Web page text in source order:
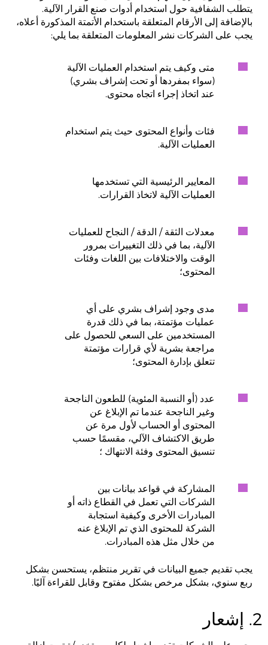
يتطلب الشفافية حول استخدام أدوات صنع القرار الآلية.
بالإضافة إلى الأرقام المتعلقة باستخدام الأتمتة المذكورة أعلاه،
يجب على الشركات نشر المعلومات المتعلقة بما يلي:
متى وكيف يتم استخدام العمليات الآلية
(سواء بمفردها أو تحت إشراف بشري)
عند اتخاذ إجراء اتجاه محتوى.
فئات وأنواع المحتوى حيث يتم استخدام
العمليات الآلية.
المعايير الرئيسية التي تستخدمها
العمليات الآلية لاتخاذ القرارات.
معدلات الثقة / الدقة / النجاح للعمليات
الآلية، بما في ذلك التغييرات بمرور
الوقت والاختلافات بين اللغات وفئات
المحتوى؛
مدى وجود إشراف بشري على أي
عمليات مؤتمتة، بما في ذلك قدرة
المستخدمين على السعي للحصول على
مراجعة بشرية لأي قرارات مؤتمتة
تتعلق بإدارة المحتوى؛
عدد (أو النسبة المئوية) للطعون الناجحة
وغير الناجحة عندما تم الإبلاغ عن
المحتوى أو الحساب لأول مرة عن
طريق الاكتشاف الآلي، مقسمًا حسب
تنسيق المحتوى وفئة الانتهاك ؛
المشاركة في قواعد بيانات بين
الشركات التي تعمل في القطاع ذاته أو
المبادرات الأخرى وكيفية استجابة
الشركة للمحتوى الذي تم الإبلاغ عنه
من خلال مثل هذه المبادرات.
يجب تقديم جميع البيانات في تقرير منتظم، يستحسن بشكل
ربع سنوي، بشكل مرخص بشكل مفتوح وقابل للقراءة آليًا.
2. إشعار